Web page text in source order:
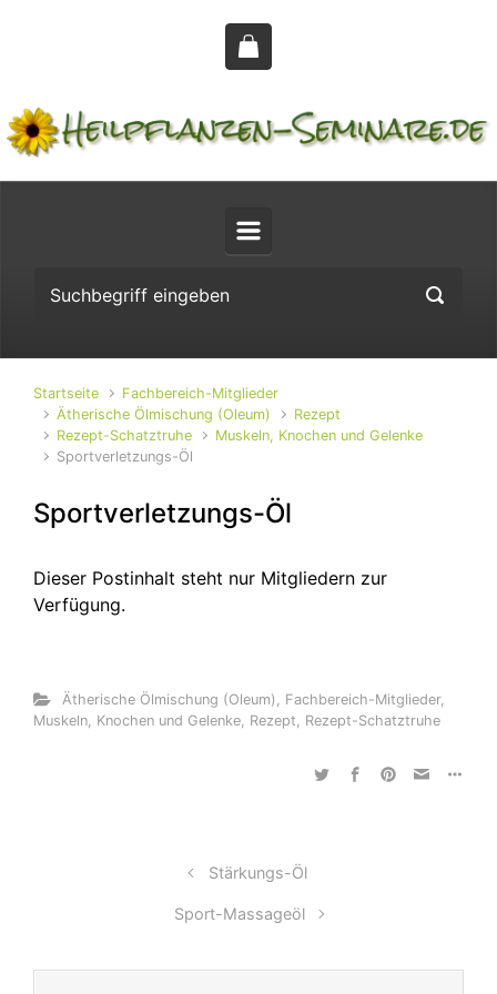
Zum Hauptinhalt springen
Startseite
Fachbereich-Mitglieder
Ätherische Ölmischung (Oleum)
Rezept
Rezept-Schatztruhe
Muskeln, Knochen und Gelenke
Sportverletzungs-Öl
Sportverletzungs-Öl
Dieser Postinhalt steht nur Mitgliedern zur
Verfügung.
Ätherische Ölmischung (Oleum) Fachbereich-Mitglieder,
Muskeln, Knochen und Gelenke Rezept Rezept-Schatztruhe
Stärkungs-Öl
Sport-Massageöl